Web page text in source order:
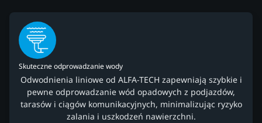
Skuteczne odprowadzanie wody
Odwodnienia liniowe od ALFA-TECH zapewniają szybkie i
pewne odprowadzanie wód opadowych z podjazdów,
tarasów i ciągów komunikacyjnych, minimalizując ryzyko
zalania i uszkodzeń nawierzchni.